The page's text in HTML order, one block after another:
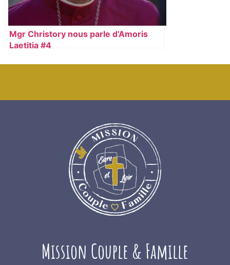
Mgr Christory nous parle d’Amoris
Laetitia #4
Mission Couple & Famille